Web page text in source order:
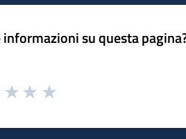
su questa